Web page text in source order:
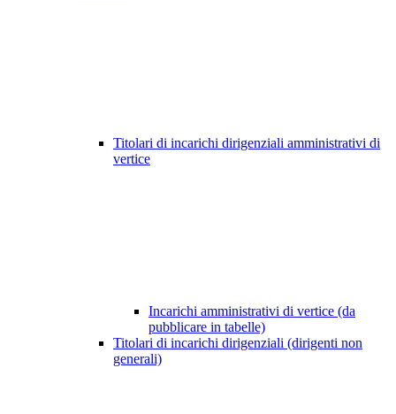
Titolari di incarichi dirigenziali amministrativi di
vertice
Incarichi amministrativi di vertice (da
pubblicare in tabelle)
Titolari di incarichi dirigenziali (dirigenti non
generali)